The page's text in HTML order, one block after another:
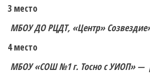
3 место
МБОУДО РЦДТ, «Центр»
4 место
МБОУ «СОШ №1 г. Тосно с УИОП» —